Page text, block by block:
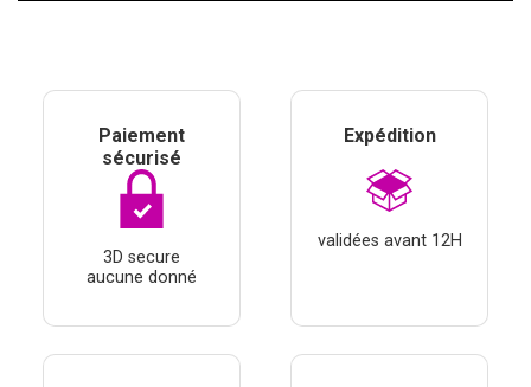
Paiement
sécurisé
3D secure
aucune donné
Expédition
validées avant 12H